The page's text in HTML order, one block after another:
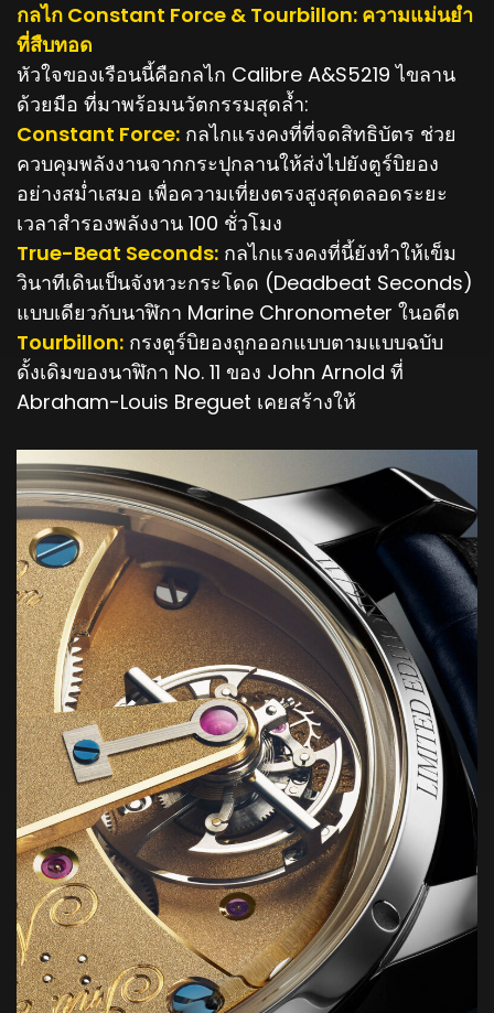
กลไก Constant Force & Tourbillon: ความแม่นยำ
ที่สืบทอด
หัวใจของเรือนนี้คือกลไก Calibre A&S5219 ไขลาน
ด้วยมือ ที่มาพร้อมนวัตกรรมสุดล้ำ:
Constant Force: กลไกแรงคงที่ที่จดสิทธิบัตร ช่วย
ควบคุมพลังงานจากกระปุกลานให้ส่งไปยังตูร์บิยอง
อย่างสม่ำเสมอ เพื่อความเที่ยงตรงสูงสุดตลอดระยะ
เวลาสำรองพลังงาน 100 ชั่วโมง
True-Beat Seconds: กลไกแรงคงที่นี้ยังทำให้เข็ม
วินาทีเดินเป็นจังหวะกระโดด (Deadbeat Seconds)
แบบเดียวกับนาฬิกา Marine Chronometer ในอดีต
Tourbillon: กรงตูร์บิยองถูกออกแบบตามแบบฉบับ
ดั้งเดิมของนาฬิกา No. 11 ของ John Arnold ที่
Abraham-Louis Breguet เคยสร้างให้